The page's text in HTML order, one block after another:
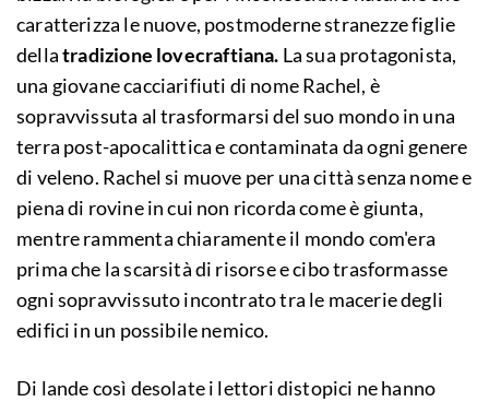
caratterizza le nuove, postmoderne stranezze figlie
dellatradizione lovecraftiana. La sua protagonista,
una giovane cacciarifiuti di nome Rachel, è
sopravvissuta al trasformarsi del suo mondo in una
terra post-apocalittica e contaminata da ogni genere
di veleno. Rachel si muove per una città senza nome e
piena di rovine in cui non ricorda come è giunta,
mentre rammenta chiaramente il mondo com'era
prima che la scarsità di risorse e cibo trasformasse
ogni sopravvissuto incontrato tra le macerie degli
edifici in un possibile nemico.
Di lande così desolate i lettori distopici ne hanno